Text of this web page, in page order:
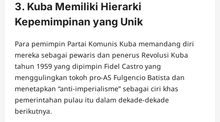
3. Kuba Memiliki Hierarki
Kepemimpinan yang Unik
Para pemimpin Partai Komunis Kuba memandang diri
mereka sebagai pewaris dan penerus Revolusi Kuba
tahun 1959 yang dipimpin Fidel Castro yang
menggulingkan tokoh pro-AS Fulgencio Batista dan
menetapkan “anti-imperialisme” sebagai ciri khas
pemerintahan pulau itu dalam dekade-dekade
berikutnya.